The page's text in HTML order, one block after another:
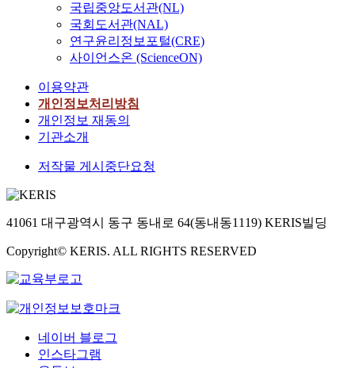
국립중앙도서관(NL)
국회도서관(NAL)
연구윤리정보포털(CRE)
사이언스온 (ScienceON)
이용약관
개인정보처리방침
개인정보 재동의
기관소개
저작물 게시중단요청
41061 대구광역시 동구 동내로 64(동내동1119) KERIS빌딩
Copyright© KERIS. ALL RIGHTS RESERVED
네이버 블로그
인스타그램